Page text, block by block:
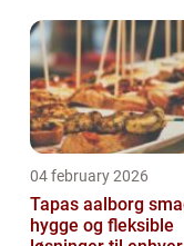
04 february 2026
Tapas aalborg smag,
hygge og fleksible